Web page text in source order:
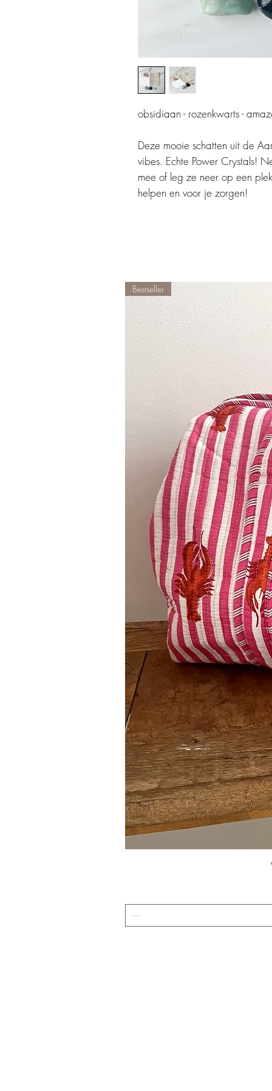
obsidiaan - rozenkwarts -
Deze mooie schatten uit de
vibes. Echte Power Crystals!
mee of leg ze neer op een
helpen en voor je zorgen!
Bestseller